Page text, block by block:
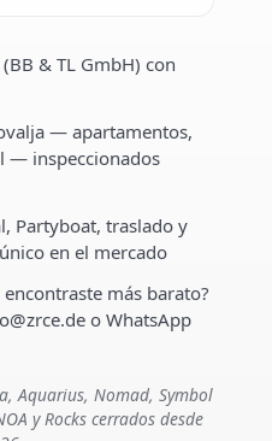
& TL GmbH) con
— apartamentos,
— inspeccionados
Partyboat, traslado y
en el mercado
más barato?
o WhatsApp
Aquarius, Nomad, Symbol
y Rocks cerrados desde